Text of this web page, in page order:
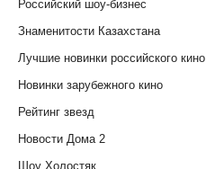
Российский шоу-бизнес
Знаменитости Казахстана
Лучшие новинки российского кино
Новинки зарубежного кино
Рейтинг звезд
Новости Дома 2
Шоу Холостяк